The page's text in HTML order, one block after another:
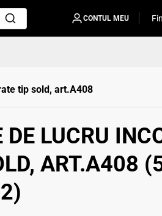
CONTUL MEU
tip sold, art.A408
LUCRU
ART.A408